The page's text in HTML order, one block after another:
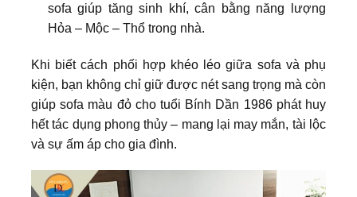
sofa giúp tăng sinh khí, cân bằng năng lượng
Hỏa – Mộc – Thổ trong nhà.
Khi biết cách phối hợp khéo léo giữa sofa và phụ
kiện, bạn không chỉ giữ được nét sang trọng mà còn
giúp sofa màu đỏ cho tuổi Bính Dần 1986 phát huy
hết tác dụng phong thủy – mang lại may mắn, tài lộc
và sự ấm áp cho gia đình.